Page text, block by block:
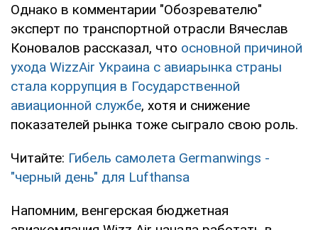
Однако в комментарии "Обозревателю"
эксперт по транспортной отрасли Вячеслав
Коновалов рассказал, что основной причиной
ухода WizzAir Украина с авиарынка страны
стала коррупция в Государственной
авиационной службе, хотя и снижение
показателей рынка тоже сыграло свою роль.
Читайте: Гибель самолета Germanwings -
"черный день" для Lufthansa
Напомним, венгерская бюджетная